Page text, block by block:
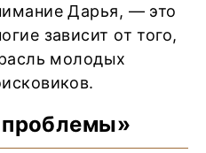
Дарья, — это
зависит от того,
молодых